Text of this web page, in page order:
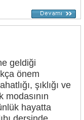
geldiği
önem
şıklığı ve
modasının
hayatta